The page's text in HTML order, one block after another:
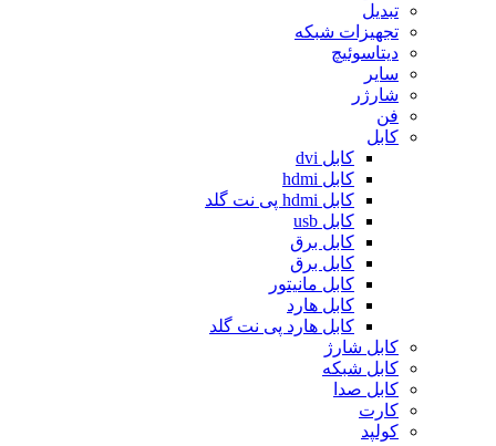
تبدیل
تجهیزات شبکه
دیتاسوئیچ
سایر
شارژر
فن
کابل
کابل dvi
کابل hdmi
کابل hdmi پی نت گلد
کابل usb
کابل برق
کابل برق
کابل مانیتور
کابل هارد
کابل هارد پی نت گلد
کابل شارژ
کابل شبکه
کابل صدا
کارت
کولپد